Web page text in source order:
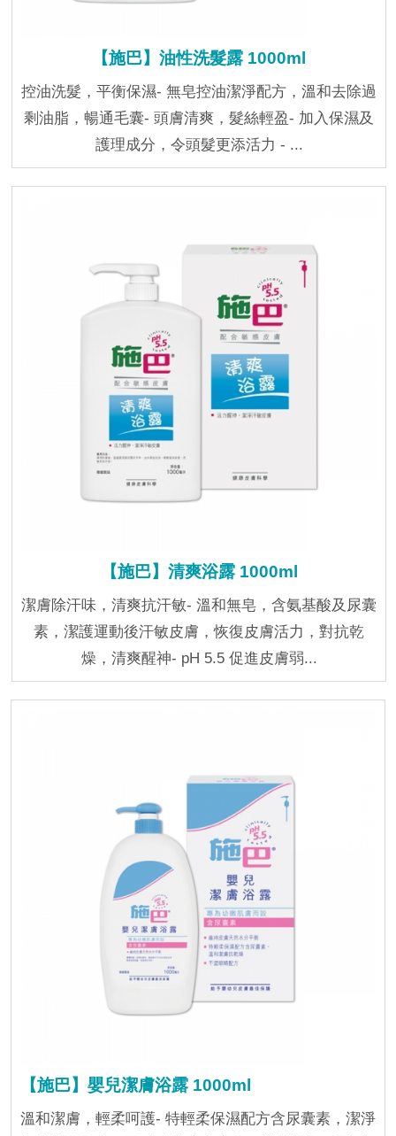
【施巴】油性洗髮露 1000ml
控油洗髮，平衡保濕- 無皂控油潔淨配方，溫和去除過
剩油脂，暢通毛囊- 頭膚清爽，髮絲輕盈- 加入保濕及
護理成分，令頭髮更添活力 - ...
【施巴】清爽浴露 1000ml
潔膚除汗味，清爽抗汗敏- 溫和無皂，含氨基酸及尿囊
素，潔護運動後汗敏皮膚，恢復皮膚活力，對抗乾
燥，清爽醒神- pH 5.5 促進皮膚弱...
【施巴】嬰兒潔膚浴露 1000ml
溫和潔膚，輕柔呵護- 特輕柔保濕配方含尿囊素，潔淨